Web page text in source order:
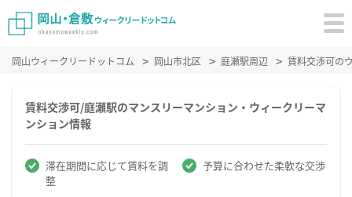
岡山ウィークリードットコム 岡山市北区 庭瀬駅周辺 賃料交渉可の
賃料交渉可/庭瀬駅のマンスリーマンション・ウィークリーマ
ンション情報
滞在期間に応じて賃料を調
整
予算に合わせた柔軟な交渉